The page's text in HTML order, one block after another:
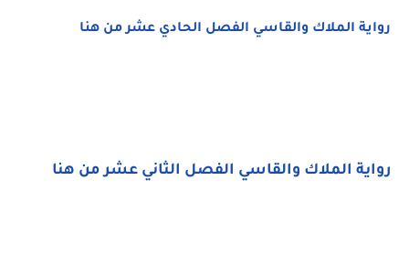
رواية الملاك والقاسي الفصل الحادي عشر من هنا
رواية الملاك والقاسي الفصل الثاني عشر من هنا